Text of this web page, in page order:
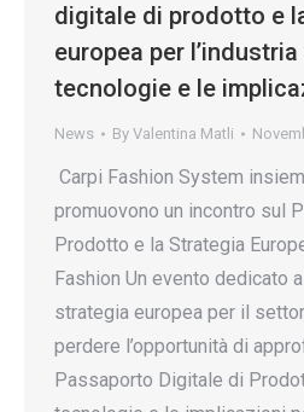
digitale di prodotto e
europea per
tecnologie e le
News By Valentina Matli
Carpi Fashion System
promuovono un incontro sul
Prodotto e la Strategia
Fashion Un evento dedicato
strategia europea per il
perdere l’opportunità di
Passaporto Digitale di